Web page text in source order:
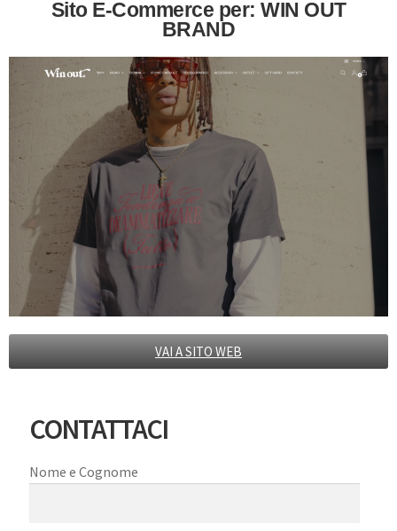
Sito E-Commerce per: WIN OUT
BRAND
VAI A SITO WEB
CONTATTACI
Nome e Cognome